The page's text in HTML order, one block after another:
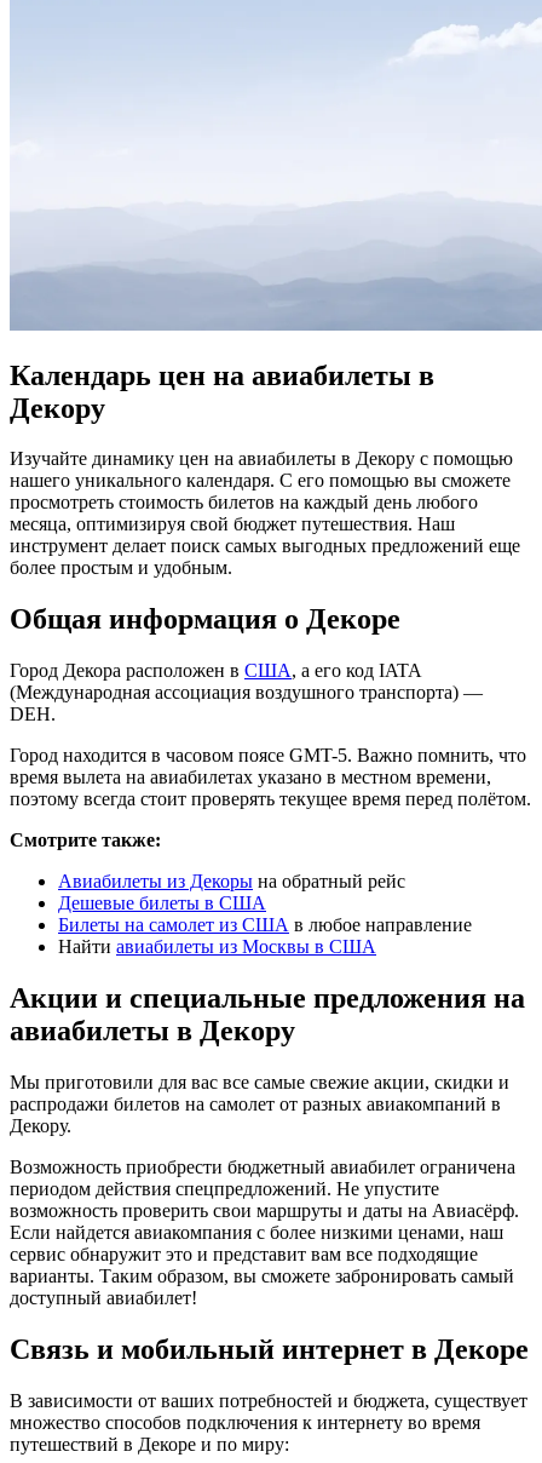
Календарь цен на авиабилеты в
Декору
Изучайте динамику цен на авиабилеты в Декору с помощью
нашего уникального календаря. С его помощью вы сможете
просмотреть стоимость билетов на каждый день любого
месяца, оптимизируя свой бюджет путешествия. Наш
инструмент делает поиск самых выгодных предложений еще
более простым и удобным.
Общая информация о Декоре
Город Декора расположен в США, а его код IATA
(Международная ассоциация воздушного транспорта) —
DEH.
Город находится в часовом поясе GMT-5. Важно помнить, что
время вылета на авиабилетах указано в местном времени,
поэтому всегда стоит проверять текущее время перед полётом.
Смотрите также:
Авиабилеты из Декоры на обратный рейс
Дешевые билеты в США
Билеты на самолет из США в любое направление
Найти авиабилеты из Москвы в США
Акции и специальные предложения на
авиабилеты в Декору
Мы приготовили для вас все самые свежие акции, скидки и
распродажи билетов на самолет от разных авиакомпаний в
Декору.
Возможность приобрести бюджетный авиабилет ограничена
периодом действия спецпредложений. Не упустите
возможность проверить свои маршруты и даты на Авиасёрф.
Если найдется авиакомпания с более низкими ценами, наш
сервис обнаружит это и представит вам все подходящие
варианты. Таким образом, вы сможете забронировать самый
доступный авиабилет!
Связь и мобильный интернет в Декоре
В зависимости от ваших потребностей и бюджета, существует
множество способов подключения к интернету во время
путешествий в Декоре и по миру: